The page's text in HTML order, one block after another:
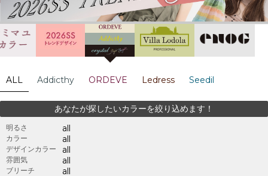
ALL Addicthy ORDEVE Ledress Seedil
あなたが探したいカラーを絞り込めます！
明るさ all
カラー all
デザインカラー all
雰囲気 all
ブリーチ all